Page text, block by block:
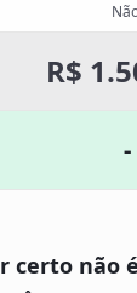
R$
-
certo não